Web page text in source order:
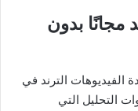
مجانًا بدون
الفيديوهات الترند في
التحليل التي